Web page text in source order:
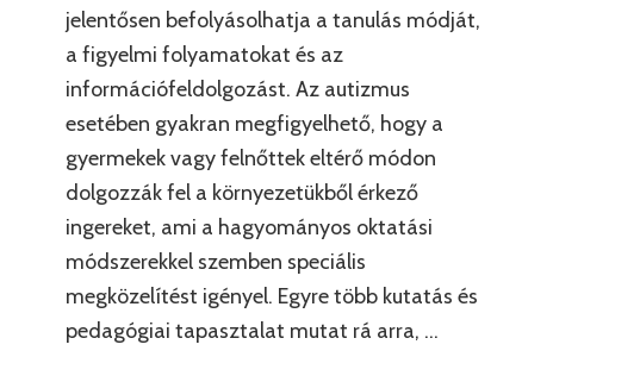
jelentősen befolyásolhatja a tanulás módját,
a figyelmi folyamatokat és az
információfeldolgozást. Az autizmus
esetében gyakran megfigyelhető, hogy a
gyermekek vagy felnőttek eltérő módon
dolgozzák fel a környezetükből érkező
ingereket, ami a hagyományos oktatási
módszerekkel szemben speciális
megközelítést igényel. Egyre több kutatás és
pedagógiai tapasztalat mutat rá arra, …